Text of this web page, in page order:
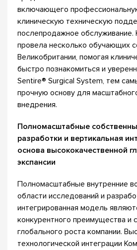
включающего
клиническую техническую
послепродажное обслуживание.
провела несколько обучающих
Великобритании, помогая
быстро познакомиться и
Sentire® Surgical System, тем
прочную основу для
внедрения.
Полномасштабные
разработки и вертикальная
основа высококачественной
экспансии
Полномасштабные внутренние
области исследований и
интегрированная модель
конкурентного преимущества и
глобального роста компании.
технологической интеграции